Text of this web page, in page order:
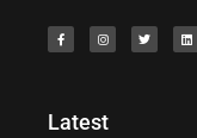
Latest